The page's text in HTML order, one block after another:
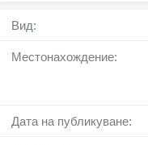
Вид:
Местонахождение:
Дата на публикуване: